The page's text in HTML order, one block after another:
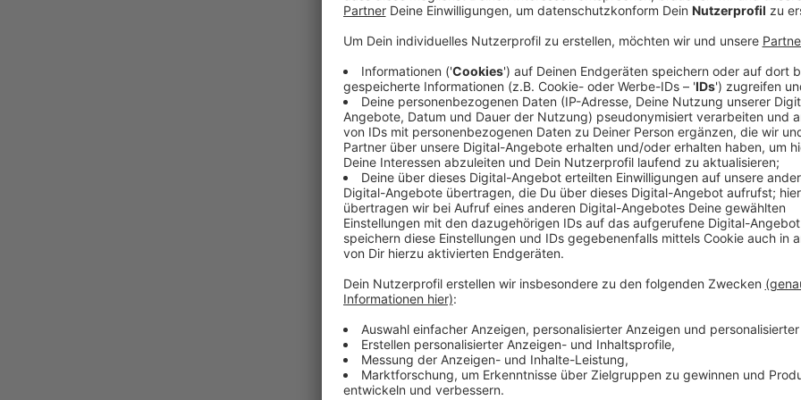
Anzeige
Rücktritt des Bundesvorstands: Grüne im Kreis
Der Rücktritt des Bundesvorstandes der Grünen
etwas überraschend. Ihre Sprecherin für den Kreis
aber, dass man den noch-Bundesvorsitzenden Lang
Aber man sei auch dankbar, dass jetzt der Weg frei
Kreis Mettmann sind die Grünen in vielen
einem Jahr ist wieder Kommunalwahl in NRW.